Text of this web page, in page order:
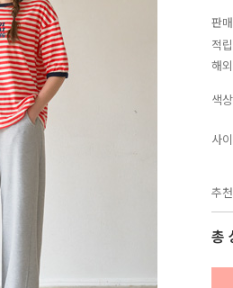
판
적
해
색상
사
추
총